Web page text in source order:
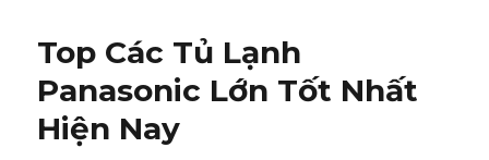
panasonic
Top Các Tủ Lạnh
Panasonic Lớn Tốt Nhất
Hiện Nay